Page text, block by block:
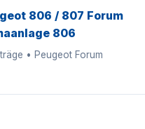
806 / 807 Forum
806
• Peugeot Forum